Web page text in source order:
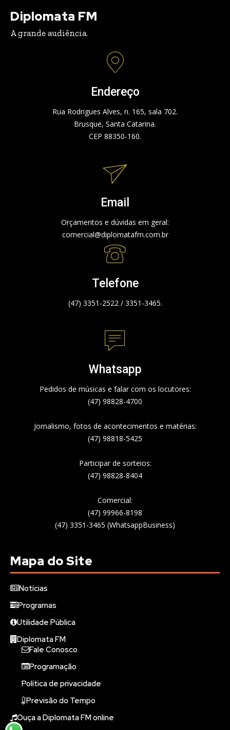
Diplomata FM
A grande audiência.
Endereço
Rua Rodrigues Alves, n. 165, sala 702.
Brusque, Santa Catarina.
CEP 88350-160.
Email
Orçamentos e dúvidas em geral:
comercial@diplomatafm.com.br
Telefone
(47) 3351-2522 / 3351-3465.
Whatsapp
Pedidos de músicas e falar com os locutores:
(47) 98828-4700
Jornalismo, fotos de acontecimentos e matérias:
(47) 98818-5425
Participar de sorteios:
(47) 98828-8404
Comercial:
(47) 99966-8198
(47) 3351-3465 (WhatsappBusiness)
Mapa do Site
Notícias
Programas
Utilidade Pública
Diplomata FM
Fale Conosco
Programação
Política de privacidade
Previsão do Tempo
Ouça a Diplomata FM online